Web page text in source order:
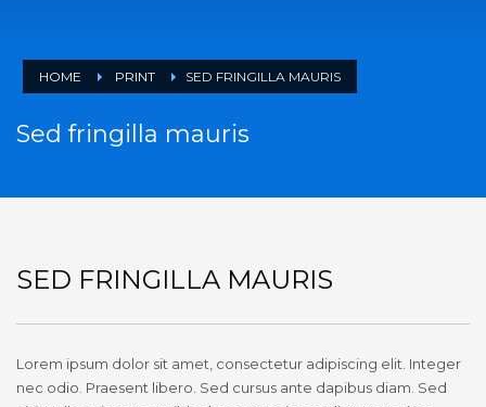
HOME PRINT SED FRINGILLA MAURIS
Sed fringilla mauris
SED FRINGILLA MAURIS
Lorem ipsum dolor sit amet, consectetur adipiscing elit. Integer
nec odio. Praesent libero. Sed cursus ante dapibus diam. Sed